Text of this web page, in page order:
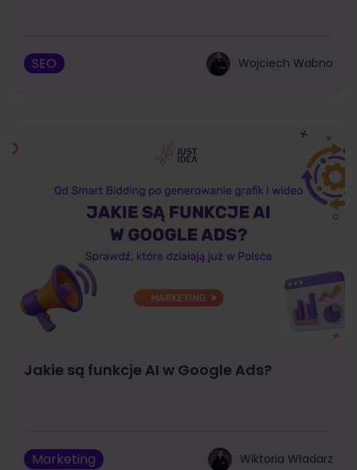
SEO Wojciech Wabno
Jakie są funkcje AI w Google Ads?
Marketing Wiktoria Władarz